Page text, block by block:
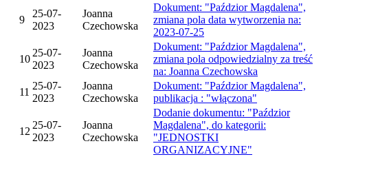
9
25-07-
2023
Joanna
Czechowska
Dokument: "Paździor Magdalena",
zmiana pola data wytworzenia na:
2023-07-25
10
25-07-
2023
Joanna
Czechowska
Dokument: "Paździor Magdalena",
zmiana pola odpowiedzialny za treść
na: Joanna Czechowska
11
25-07-
2023
Joanna
Czechowska
Dokument: "Paździor Magdalena",
publikacja : "włączona"
12
25-07-
2023
Joanna
Czechowska
Dodanie dokumentu: "Paździor
Magdalena", do kategorii:
"JEDNOSTKI
ORGANIZACYJNE"